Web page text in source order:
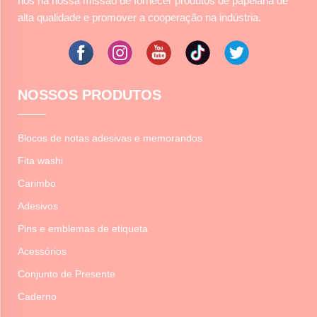
alta qualidade e promover a cooperação na indústria.
NOSSOS PRODUTOS
Blocos de notas adesivas e memorandos
Fita washi
Carimbo
Adesivos
Pins e emblemas de etiqueta
Acessórios
Conjunto de Presente
Caderno